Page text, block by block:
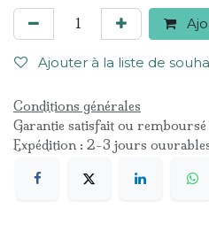
Ajouter à la liste de
Conditions générales
Garantie satisfait ou
Expédition : 2-3 jours